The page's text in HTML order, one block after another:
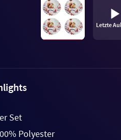
Letzte
Set
Polyester